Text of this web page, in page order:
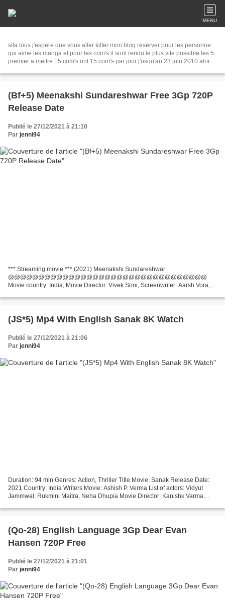
MENU
slta tous j'espere que vous aller kiffer mon blog reserver pour les personne
qui aime les manga et pour les com's il sont rendu le plus vite possible les 5
premier a mettre 15 com's ont 15 com's par jour j'usqu'au 23 juin 2010 alor a
(Bf+5) Meenakshi Sundareshwar Free 3Gp 720P
Release Date
Publié le 27/12/2021 à 21:10
Par jenni94
*** Streaming movie *** (2021) Meenakshi Sundareshwar
@@@@@@@@@@@@@@@@@@@@@@@@@@@@@@@@@
Movie country: India, Movie Director: Vivek Soni, Screenwriter: Aarsh Vora,
Year Movie: 2021...
(JS*5) Mp4 With English Sanak 8K Watch
Publié le 27/12/2021 à 21:06
Par jenni94
Duration: 94 min Genres: Action, Thriller Title Movie: Sanak Release Date:
2021 Country: India Writers Movie: Ashish P. Verma List of actors: Vidyut
Jammwal, Rukmini Maitra, Neha Dhupia Movie Director: Kanishk Varma
(Qo-28) English Language 3Gp Dear Evan
Hansen 720P Free
Publié le 27/12/2021 à 21:01
Par jenni94